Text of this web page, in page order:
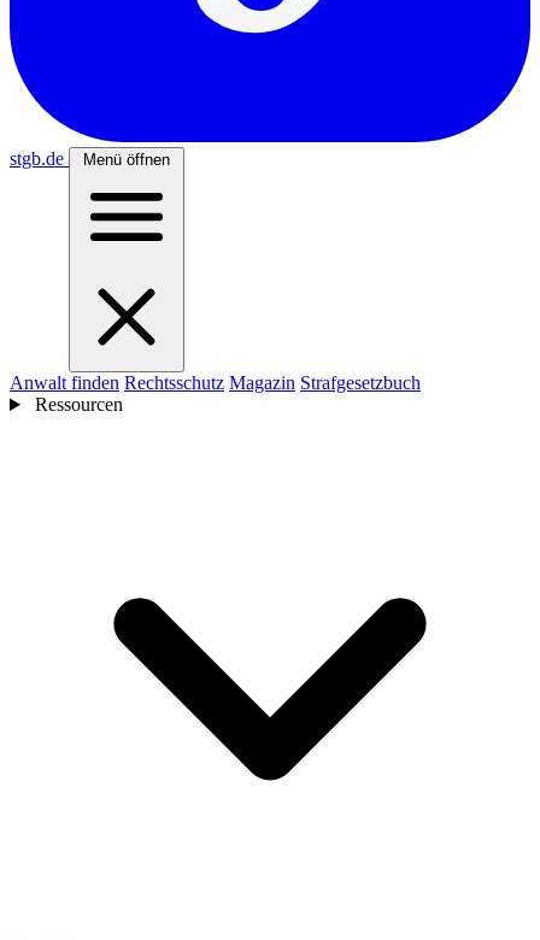
stgb.de Menü öffnen
Anwalt finden Rechtsschutz Magazin Strafgesetzbuch
Ressourcen